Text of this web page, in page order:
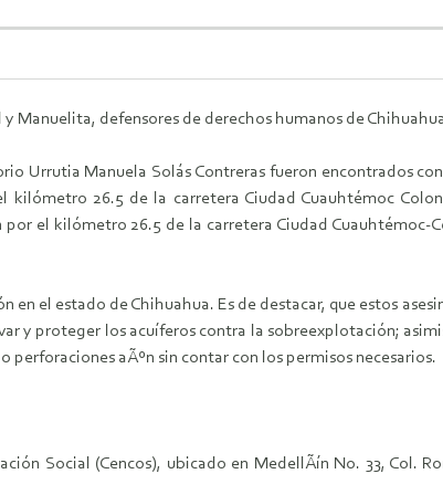
Manuelita, defensores de derechos humanos de
Urrutia Manuela Solá­s Contreras fueron encontrados
26.5 de la carretera Ciudad Cuauhtémoc
el kilómetro 26.5 de la carretera Ciudad Cuauhtémoc-
el estado de Chihuahua. Es de destacar, que estos
y proteger los acuíferos contra la sobreexplotación;
perforaciones aÃºn sin contar con los permisos necesarios.
Social (Cencos), ubicado en MedellÃín No. 33, Col.